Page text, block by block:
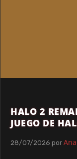
HALO 2
JUEGO DE
28/07/2026 por